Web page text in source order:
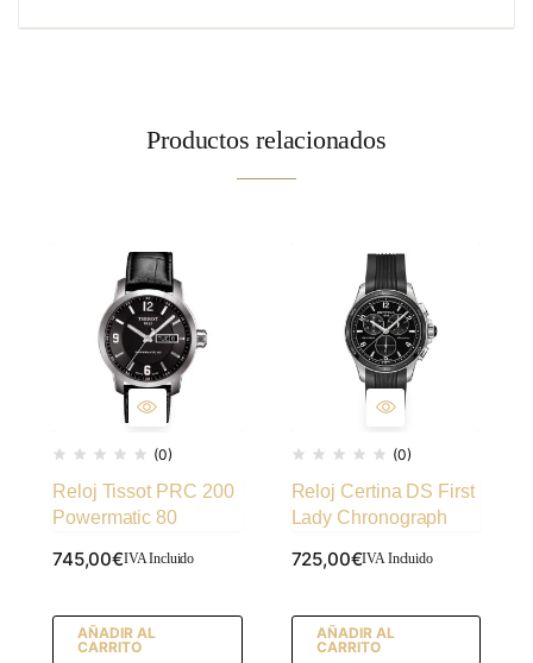
Productos relacionados
(0)
Reloj Tissot PRC 200
Powermatic 80
745,00€IVA Incluido
AÑADIR AL
CARRITO
(0)
Reloj Certina DS First
Lady Chronograph
725,00€IVA Incluido
AÑADIR AL
CARRITO